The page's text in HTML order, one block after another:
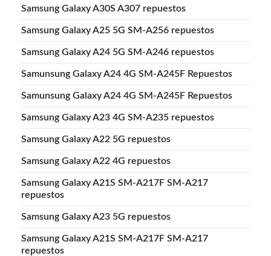
Samsung Galaxy A30S A307 repuestos
Samsung Galaxy A25 5G SM-A256 repuestos
Samsung Galaxy A24 5G SM-A246 repuestos
Samunsung Galaxy A24 4G SM-A245F Repuestos
Samunsung Galaxy A24 4G SM-A245F Repuestos
Samsung Galaxy A23 4G SM-A235 repuestos
Samsung Galaxy A22 5G repuestos
Samsung Galaxy A22 4G repuestos
Samsung Galaxy A21S SM-A217F SM-A217
repuestos
Samsung Galaxy A23 5G repuestos
Samsung Galaxy A21S SM-A217F SM-A217
repuestos